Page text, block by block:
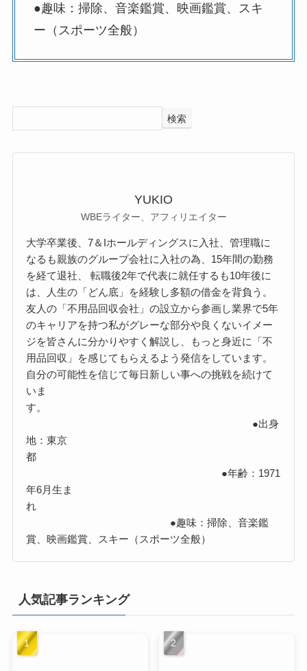
●趣味：掃除、音楽鑑賞、映画鑑賞、スキ
ー（スポーツ全般）
検索
YUKIO
WBEライター、アフィリエイター
大学卒業後、7＆Iホールディングスに入社、管理職に
なるも親族のグループ会社に入社の為、15年間の勤務
を経て退社、 転職後2年で代表に就任するも10年後に
は、人生の「どん底」を経験し多額の借金を背負う。
友人の「不用品回収会社」の設立から参画し業界で5年
のキャリアを持つ私がグレーな部分や良くないイメー
ジを皆さんに分かりやすく解説し、もっと身近に「不
用品回収」を感じてもらえるよう発信をしています。
自分の可能性を信じて毎日新しい事への挑戦を続けて
いま
す。
●出身
地：東京
都
●年齢：1971
年6月生ま
れ
●趣味：掃除、音楽鑑
賞、映画鑑賞、スキー（スポーツ全般）
人気記事ランキング